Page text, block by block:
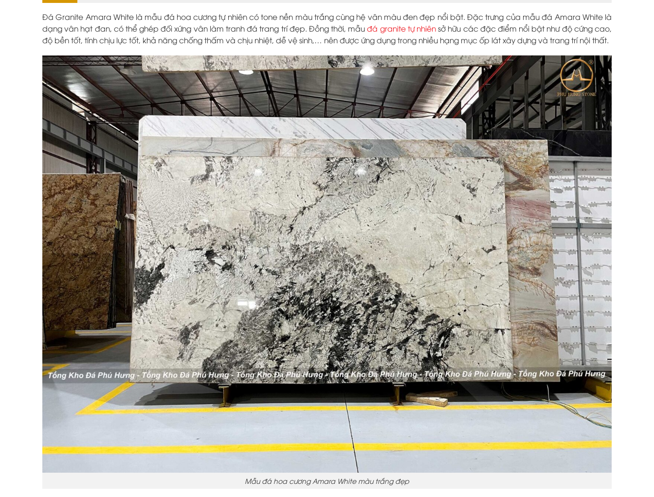
ĐáGranite Amara Whitelà mẫu đá hoa cương tự nhiên có tone nền màu trắng cùng hệ vân màu đen đẹp nổi bật. Đặc trưng của mẫu đá Amara White là
dạng vân hạt đan, có thể ghép đối xứng vân làm tranh đá trang trí đẹp. Đồng thời, mẫuđá granite tự nhiênsở hữu các đặc điểm nổi bật như độ cứng cao,
độ bền tốt, tính chịu lực tốt, khả năng chống thấm và chịu nhiệt, dễ vệ sinh,… nên được ứng dụng trong nhiều hạng mục ốp lát xây dựng và trang trí nội thất.
Mẫu đá hoa cương Amara White màu trắng đẹp